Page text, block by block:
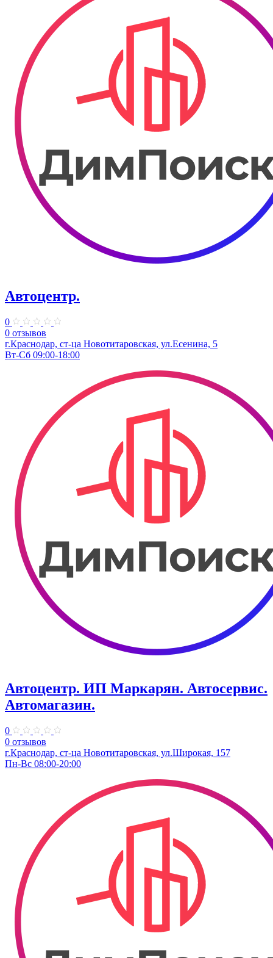
Автоцентр.
0
0 отзывов
г.Краснодар, ст-ца Новотитаровская, ул.Есенина, 5
Вт-Сб 09:00-18:00
Автоцентр. ИП Маркарян. Автосервис.
Автомагазин.
0
0 отзывов
г.Краснодар, ст-ца Новотитаровская, ул.Широкая, 157
Пн-Вс 08:00-20:00